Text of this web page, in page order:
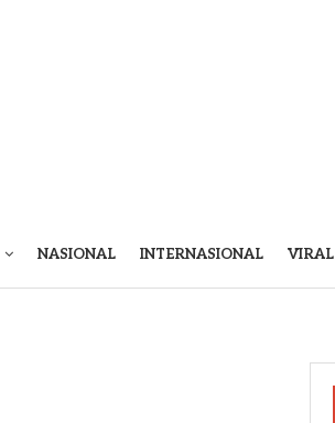
NASIONAL INTERNASIONAL VIRAL